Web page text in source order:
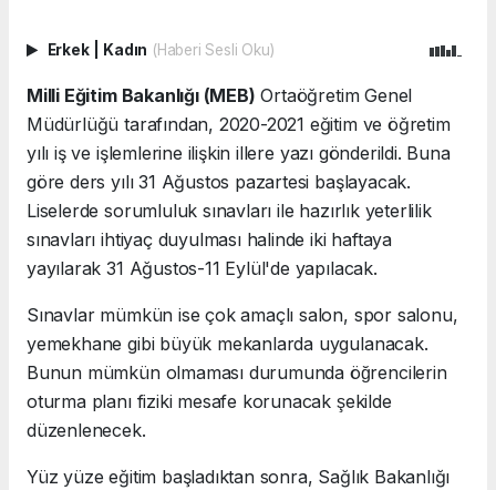
Erkek Kadın (Haberi Sesli Oku)
Milli Eğitim Bakanlığı (MEB) Ortaöğretim Genel
Müdürlüğü tarafından, 2020-2021 eğitim ve öğretim
yılı iş ve işlemlerine ilişkin illere yazı gönderildi. Buna
göre ders yılı 31 Ağustos pazartesi başlayacak.
Liselerde sorumluluk sınavları ile hazırlık yeterlilik
sınavları ihtiyaç duyulması halinde iki haftaya
yayılarak 31 Ağustos-11 Eylül'de yapılacak.
Sınavlar mümkün ise çok amaçlı salon, spor salonu,
yemekhane gibi büyük mekanlarda uygulanacak.
Bunun mümkün olmaması durumunda öğrencilerin
oturma planı fiziki mesafe korunacak şekilde
düzenlenecek.
Yüz yüze eğitim başladıktan sonra, Sağlık Bakanlığı